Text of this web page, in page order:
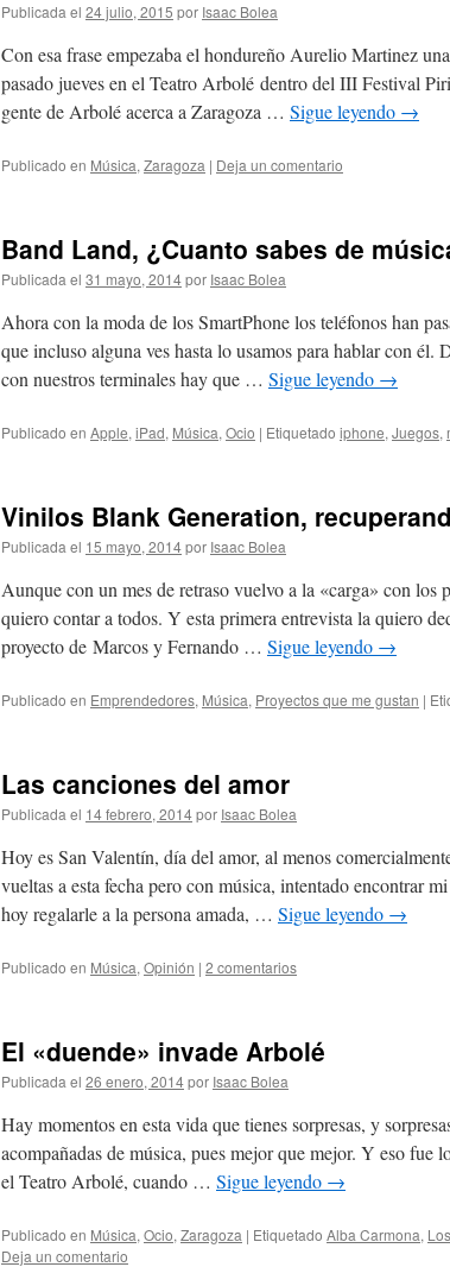
Publicada el 24 julio, 2015 por Isaac Bolea
Con esa frase empezaba el hondureño Aurelio Martinez
pasado jueves en el Teatro Arbolé dentro del III Festival
gente de Arbolé acerca a Zaragoza … Sigue leyendo →
Publicado en Música, Zaragoza | Deja un comentario
Band Land, ¿Cuanto sabes de
Publicada el 31 mayo, 2014por Isaac Bolea
Ahora con la moda de los SmartPhone los teléfonos han
que incluso alguna ves hasta lo usamos para hablar con él.
con nuestros terminales hay que … Sigue leyendo →
Publicado en Apple, iPad, Música, Ocio | Etiquetado iphone, Juegos,
Vinilos Blank Generation,
Publicada el 15 mayo, 2014por Isaac Bolea
Aunque con un mes de retraso vuelvo a la «carga» con los
quiero contar a todos. Y esta primera entrevista la quiero
proyecto de Marcos y Fernando … Sigue leyendo →
Publicado en Emprendedores, Música, Proyectos que me gustan |
Las canciones del amor
Publicada el 14 febrero, 2014por Isaac Bolea
Hoy es San Valentín, día del amor, al menos
vueltas a esta fecha pero con música, intentado encontrar
hoy regalarle a la persona amada, … Sigue leyendo →
Publicado en Música, Opinión | 2 comentarios
El «duende» invade Arbolé
Publicada el 26 enero, 2014por Isaac Bolea
Hay momentos en esta vida que tienes sorpresas, y
acompañadas de música, pues mejor que mejor. Y eso fue
el Teatro Arbolé, cuando … Sigue leyendo →
Publicado en Música, Ocio, Zaragoza | Etiquetado Alba Carmona,
Deja un comentario